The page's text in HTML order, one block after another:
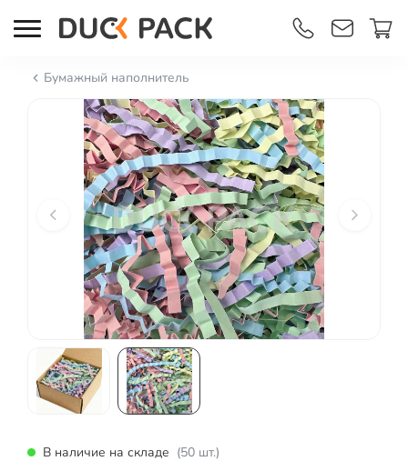
Бумажный наполнитель
В наличие на складе (50 шт.)